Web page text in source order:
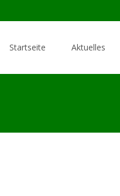
Startseite Aktuelles